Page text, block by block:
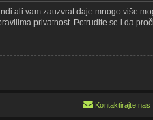
ali vam zauzvrat daje mnogo više
privatnost. Potrudite se i da
Kontaktirajte nas